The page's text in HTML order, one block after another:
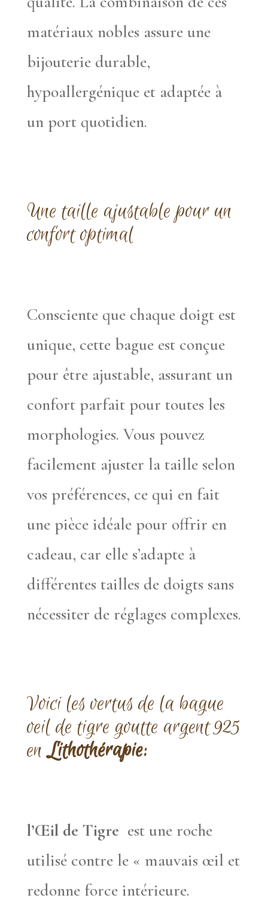
matériaux nobles assure une
bijouterie durable,
hypoallergénique et adaptée à
un port quotidien.
Une taille ajustable pour un
confort optimal
Consciente que chaque doigt est
unique, cette bague est conçue
pour être ajustable, assurant un
confort parfait pour toutes les
morphologies. Vous pouvez
facilement ajuster la taille selon
vos préférences, ce qui en fait
une pièce idéale pour offrir en
cadeau, car elle s’adapte à
différentes tailles de doigts sans
nécessiter de réglages complexes.
Voici les vertus de la bague
oeil de tigre goutte argent 925
en Lithothérapie:
l’Œil de Tigre est une roche
utilisé contre le « mauvais œil et
redonne force intérieure.